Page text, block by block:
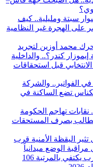
سبتة ومليلية.. كيف
الهجرة غير النظامية
محمد أوزين لتجريد
كندر؟.. والداخلية
قبل استحقاقات
الفواتير.. والشركة
تضع الساكنة في
تهاجم الحكومة
بصرف المستحقات
اليقظة الأمنية قرب
الوضع ميدانياً
رغم المشاريع والإصلاحات.. المغرب يكتفي بالمرتبة 106